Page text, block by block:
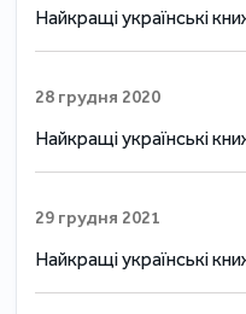
Найкращі українські
28 грудня 2020
Найкращі українські
29 грудня 2021
Найкращі українські